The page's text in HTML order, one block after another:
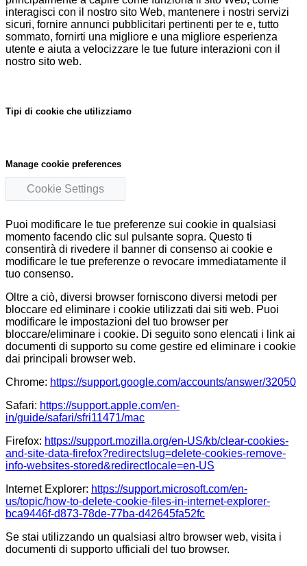
interagisci con il nostro sito Web, mantenere i nostri servizi
sicuri, fornire annunci pubblicitari pertinenti per te e, tutto
sommato, fornirti una migliore e una migliore esperienza
utente e aiuta a velocizzare le tue future interazioni con il
nostro sito web.
Tipi di cookie che utilizziamo
Manage cookie preferences
Cookie Settings
Puoi modificare le tue preferenze sui cookie in qualsiasi
momento facendo clic sul pulsante sopra. Questo ti
consentirà di rivedere il banner di consenso ai cookie e
modificare le tue preferenze o revocare immediatamente il
tuo consenso.
Oltre a ciò, diversi browser forniscono diversi metodi per
bloccare ed eliminare i cookie utilizzati dai siti web. Puoi
modificare le impostazioni del tuo browser per
bloccare/eliminare i cookie. Di seguito sono elencati i link ai
documenti di supporto su come gestire ed eliminare i cookie
dai principali browser web.
Chrome: https://support.google.com/accounts/answer/32050
Safari: https://support.apple.com/en-
in/guide/safari/sfri11471/mac
Firefox: https://support.mozilla.org/en-US/kb/clear-cookies-
and-site-data-firefox?redirectslug=delete-cookies-remove-
info-websites-stored&redirectlocale=en-US
Internet Explorer: https://support.microsoft.com/en-
us/topic/how-to-delete-cookie-files-in-internet-explorer-
bca9446f-d873-78de-77ba-d42645fa52fc
Se stai utilizzando un qualsiasi altro browser web, visita i
documenti di supporto ufficiali del tuo browser.